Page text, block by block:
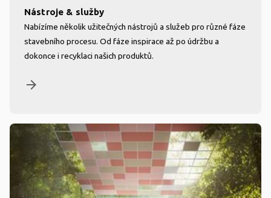
Nástroje & služby
Nabízíme několik užitečných nástrojů a služeb pro různé fáze
stavebního procesu. Od fáze inspirace až po údržbu a
dokonce i recyklaci našich produktů.
arrow_forward